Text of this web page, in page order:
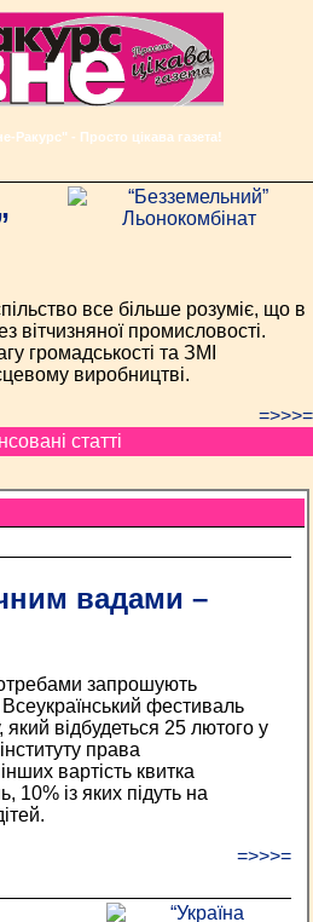
Ракурс" - Просто цікава газета!
все більше розуміє, що в
вітчизняної промисловості.
громадськості та ЗМІ
виробництві.
=>>>=
статті
вадами –
запрошують
фестиваль
який відбудеться 25 лютого у
права
вартість квитка
10% із яких підуть на
=>>>=